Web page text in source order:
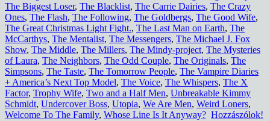
The Biggest Loser, The Blacklist, The Carrie Dairies, The Crazy
Ones, The Flash, The Following, The Goldbergs, The Good Wife,
The Great Christmas Light Fight., The Last Man on Earth, The
McCarthys, The Mentalist, The Messengers, The Michael J. Fox
Show, The Middle, The Millers, The Mindy-project, The Mysteries
of Laura, The Neighbors, The Odd Couple, The Originals, The
Simpsons, The Taste, The Tomorrow People, The Vampire Diaries
+ America’s Next Top Model, The Voice, The Whispers, The X
Factor, Trophy Wife, Two and a Half Men, Unbreakable Kimmy
Schmidt, Undercover Boss, Utopia, We Are Men, Weird Loners,
Welcome To The Family, Whose Line Is It Anyway? Hozzászólok!